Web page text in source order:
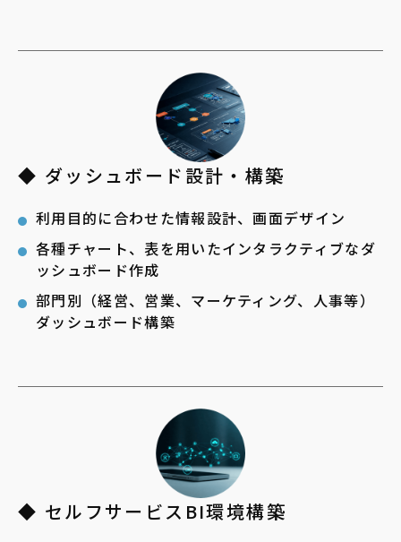
◆ ダッシュボード設計・構築
利用目的に合わせた情報設計、画面デザイン
各種チャート、表を用いたインタラクティブなダ
ッシュボード作成
部門別（経営、営業、マーケティング、人事等）
ダッシュボード構築
◆ セルフサービスBI環境構築